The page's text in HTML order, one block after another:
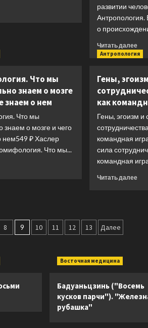
развитии
Антропология.
о
Читать далее
Всё,
что
о
и
Что мы
знаем о мозге
знаем о нем
Что мы
знаем о мозге и чего
нем549 ₽ Хаслер
Что мы...
Антропология
Гены,
как
Гены, эгоизм и
командная
сила
командная
Читать далее
8 9 10 11 12 13 Далее
Восточная медицина
Бадуаньцзинь ("Восемь
кусков парчи").
рубашка"